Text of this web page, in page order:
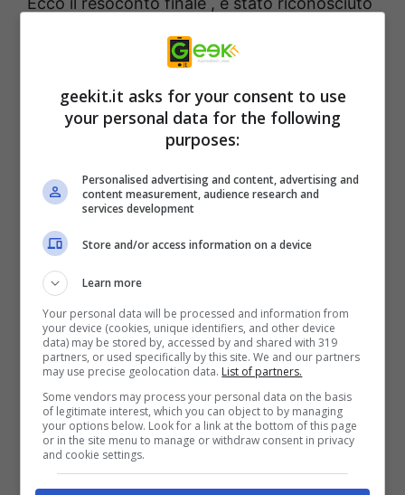
da 8/40 con un 20% , insomma abbiamo
superato parecchi sistemi di protezione e
ricordo che questa variante di backdoor ci
dava un’accesso completo al terminale ,
potendo fare tutto quello che ci pare su un pc
infetto .
Il nostro scopo è quello di capire quali sono
gli 8 prodotti che hanno riconosciuto il
potenziale danno , ecco la lista presente
dopo l’analisi :
geekit.it asks for your consent to use
your personal data for the following
purposes:
Personalised advertising and content, advertising and
content measurement, audience research and
services development
Store and/or access information on a device
Learn more
Your personal data will be processed and information from
your device (cookies, unique identifiers, and other device
data) may be stored by, accessed by and shared with 319
partners, or used specifically by this site. We and our partners
may use precise geolocation data. List of partners.
Some vendors may process your personal data on the basis
of legitimate interest, which you can object to by managing
your options below. Look for a link at the bottom of this page
or in the site menu to manage or withdraw consent in privacy
and cookie settings.